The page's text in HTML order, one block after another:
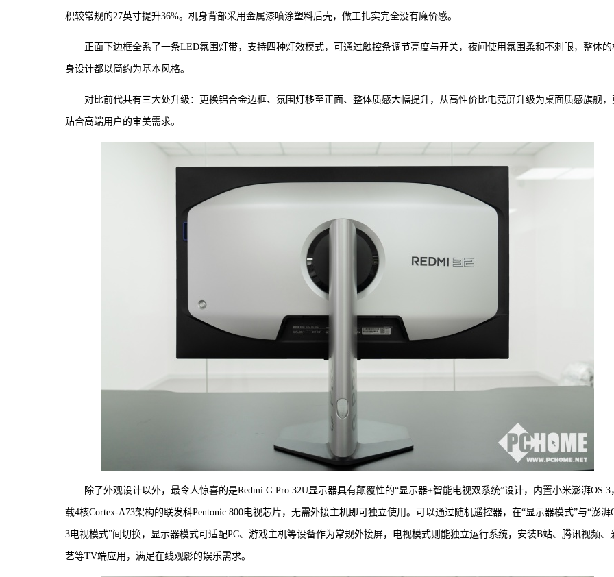
积较常规的27英寸提升36%。机身背部采用金属漆喷涂塑料后壳，做工扎实完全没有廉价感。
正面下边框全系了一条LED氛围灯带，支持四种灯效模式，可通过触控条调节亮度与开关，夜间使用氛围柔和不刺眼，整体的
身设计都以简约为基本风格。
对比前代共有三大处升级：更换铝合金边框、氛围灯移至正面、整体质感大幅提升，从高性价比电竞屏升级为桌面质感旗舰，
贴合高端用户的审美需求。
除了外观设计以外，最令人惊喜的是Redmi G Pro 32U显示器具有颠覆性的“显示器+智能电视双系统”设计，内置小米澎湃OS 3
载4核Cortex-A73架构的联发科Pentonic 800电视芯片，无需外接主机即可独立使用。可以通过随机遥控器，在“显示器模式”与“澎湃
3电视模式”间切换，显示器模式可适配PC、游戏主机等设备作为常规外接屏，电视模式则能独立运行系统，安装B站、腾讯视频、
艺等TV端应用，满足在线观影的娱乐需求。